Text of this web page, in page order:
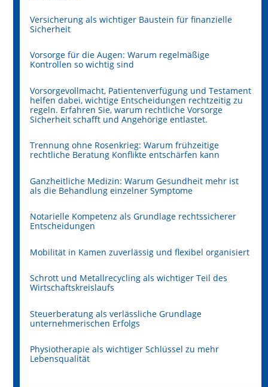
Versicherung als wichtiger Baustein für finanzielle
Sicherheit
Vorsorge für die Augen: Warum regelmäßige
Kontrollen so wichtig sind
Vorsorgevollmacht, Patientenverfügung und Testament
helfen dabei, wichtige Entscheidungen rechtzeitig zu
regeln. Erfahren Sie, warum rechtliche Vorsorge
Sicherheit schafft und Angehörige entlastet.
Trennung ohne Rosenkrieg: Warum frühzeitige
rechtliche Beratung Konflikte entschärfen kann
Ganzheitliche Medizin: Warum Gesundheit mehr ist
als die Behandlung einzelner Symptome
Notarielle Kompetenz als Grundlage rechtssicherer
Entscheidungen
Mobilität in Kamen zuverlässig und flexibel organisiert
Schrott und Metallrecycling als wichtiger Teil des
Wirtschaftskreislaufs
Steuerberatung als verlässliche Grundlage
unternehmerischen Erfolgs
Physiotherapie als wichtiger Schlüssel zu mehr
Lebensqualität